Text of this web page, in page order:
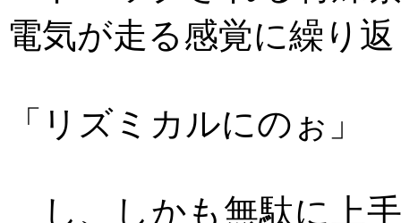
電気が走る感覚に繰り
「リズミカルにのぉ」
し、しかも無駄に上